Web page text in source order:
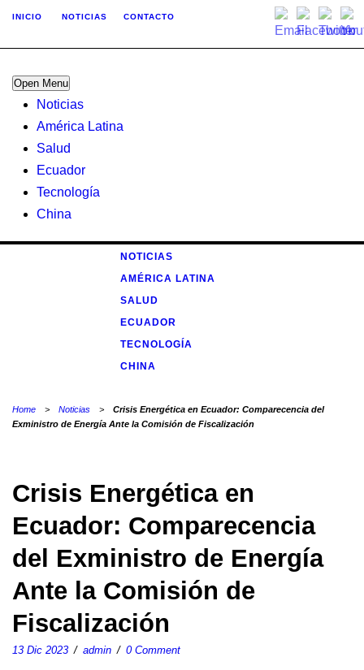
INICIO NOTICIAS CONTACTO
Open Menu
Noticias
América Latina
Salud
Ecuador
Tecnología
China
NOTICIAS
AMÉRICA LATINA
SALUD
ECUADOR
TECNOLOGÍA
CHINA
Home > Noticias >
Crisis Energética en Ecuador: Comparecencia del
Exministro de Energía Ante la Comisión de Fiscalización
Crisis Energética en
Ecuador: Comparecencia
del Exministro de Energía
Ante la Comisión de
Fiscalización
13 Dic 2023 / admin / 0 Comment